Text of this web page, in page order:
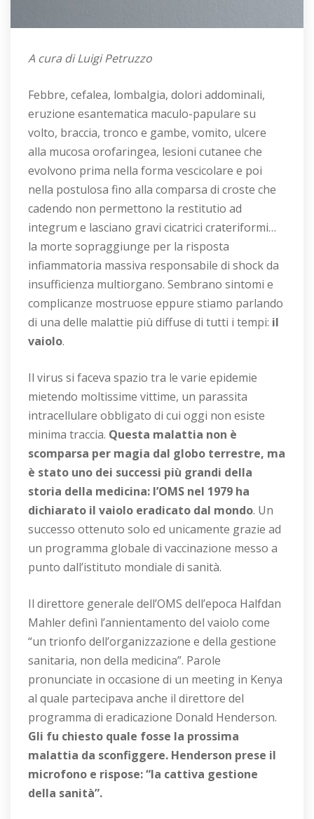
A cura di Luigi Petruzzo
Febbre, cefalea, lombalgia, dolori addominali,
eruzione esantematica maculo-papulare su
volto, braccia, tronco e gambe, vomito, ulcere
alla mucosa orofaringea, lesioni cutanee che
evolvono prima nella forma vescicolare e poi
nella postulosa fino alla comparsa di croste che
cadendo non permettono la restitutio ad
integrum e lasciano gravi cicatrici crateriformi…
la morte sopraggiunge per la risposta
infiammatoria massiva responsabile di shock da
insufficienza multiorgano. Sembrano sintomi e
complicanze mostruose eppure stiamo parlando
di una delle malattie più diffuse di tutti i tempi: il
vaiolo.
Il virus si faceva spazio tra le varie epidemie
mietendo moltissime vittime, un parassita
intracellulare obbligato di cui oggi non esiste
minima traccia. Questa malattia non è
scomparsa per magia dal globo terrestre, ma
è stato uno dei successi più grandi della
storia della medicina: l’OMS nel 1979 ha
dichiarato il vaiolo eradicato dal mondo. Un
successo ottenuto solo ed unicamente grazie ad
un programma globale di vaccinazione messo a
punto dall’istituto mondiale di sanità.
Il direttore generale dell’OMS dell’epoca Halfdan
Mahler definì l’annientamento del vaiolo come
“un trionfo dell’organizzazione e della gestione
sanitaria, non della medicina”. Parole
pronunciate in occasione di un meeting in Kenya
al quale partecipava anche il direttore del
programma di eradicazione Donald Henderson.
Gli fu chiesto quale fosse la prossima
malattia da sconfiggere. Henderson prese il
microfono e rispose: “la cattiva gestione
della sanità”.